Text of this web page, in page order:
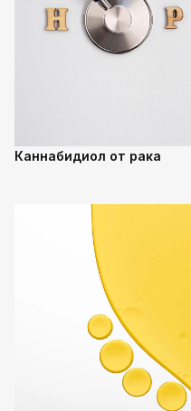
Каннабидиол от рака